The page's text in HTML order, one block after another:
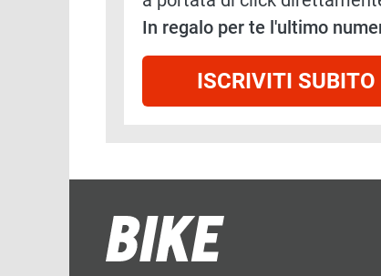
In regalo per te l'ultimo
ISCRIVITI SUBITO